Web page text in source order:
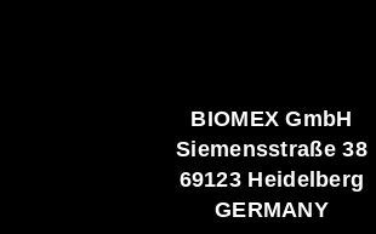
BIOMEX GmbH
Siemensstraße 38
69123 Heidelberg
GERMANY